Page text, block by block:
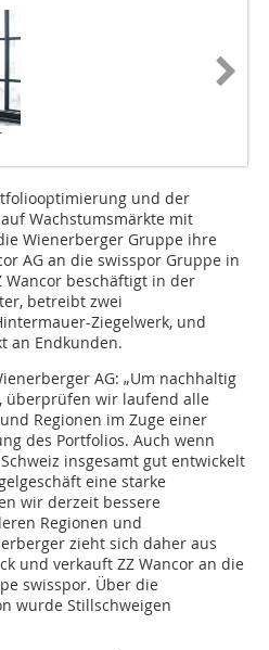
und der
Wachstumsmärkte mit
Wienerberger Gruppe ihre
AG an die swisspor Gruppe in
Wancor beschäftigt in der
betreibt zwei
Ziegelwerk, und
an Endkunden.
AG: „Um nachhaltig
überprüfen wir laufend alle
Regionen im Zuge einer
des Portfolios. Auch wenn
insgesamt gut entwickelt
eine starke
wir derzeit bessere
Regionen und
zieht sich daher aus
und verkauft ZZ Wancor an die
swisspor. Über die
wurde Stillschweigen